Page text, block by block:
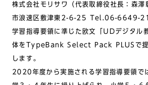
株式会社モリサワ（代表取締役社長：森
市浪速区敷津東2-6-25 Tel.06-6649-
学習指導要領に準じた欧文「UDデジタル
体をTypeBank Select Pack PLUSで提
します。
2020年度から実施される学習指導要領で